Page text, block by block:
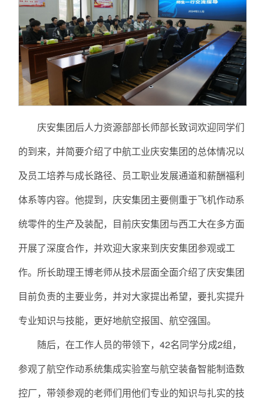
庆安集团后人力资源部部长师部长致词欢迎同学们
的到来，并简要介绍了中航工业庆安集团的总体情况以
及员工培养与成长路径、员工职业发展通道和薪酬福利
体系等内容。他提到，庆安集团主要侧重于飞机作动系
统零件的生产及装配，目前庆安集团与西工大在多方面
开展了深度合作，并欢迎大家来到庆安集团参观或工
作。所长助理王博老师从技术层面全面介绍了庆安集团
目前负责的主要业务，并对大家提出希望，要扎实提升
专业知识与技能，更好地航空报国、航空强国。
随后，在工作人员的带领下，42名同学分成2组，
参观了航空作动系统集成实验室与航空装备智能制造数
控厂，带领参观的老师们用他们专业的知识与扎实的技